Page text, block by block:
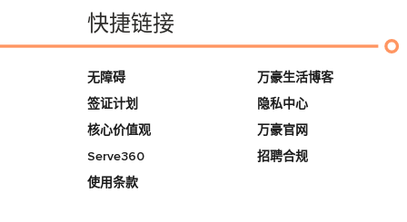
快捷链接
无障碍
签证计划
核心价值观
Serve360
使用条款
万豪生活博客
隐私中心
万豪官网
招聘合规